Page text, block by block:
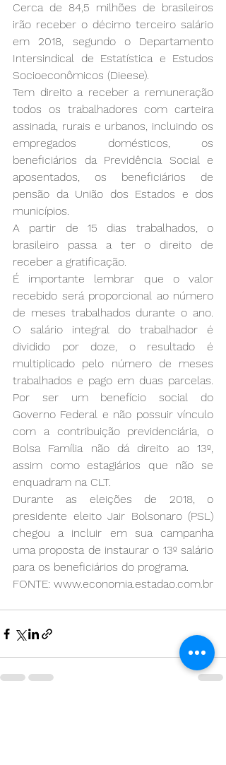
Cerca de 84,5 milhões de brasileiros
irão receber o décimo terceiro salário
em 2018, segundo o Departamento
Intersindical de Estatística e Estudos
Socioeconômicos (Dieese).
Tem direito a receber a remuneração
todos os trabalhadores com carteira
assinada, rurais e urbanos, incluindo os
empregados domésticos, os
beneficiários da Previdência Social e
aposentados, os beneficiários de
pensão da União dos Estados e dos
municípios.
A partir de 15 dias trabalhados, o
brasileiro passa a ter o direito de
receber a gratificação.
É importante lembrar que o valor
recebido será proporcional ao número
de meses trabalhados durante o ano.
O salário integral do trabalhador é
dividido por doze, o resultado é
multiplicado pelo número de meses
trabalhados e pago em duas parcelas.
Por ser um benefício social do
Governo Federal e não possuir vínculo
com a contribuição previdenciária, o
Bolsa Família não dá direito ao 13º,
assim como estagiários que não se
enquadram na CLT.
Durante as eleições de 2018, o
presidente eleito Jair Bolsonaro (PSL)
chegou a incluir em sua campanha
uma proposta de instaurar o 13º salário
para os beneficiários do programa.
FONTE: www.economia.estadao.com.br